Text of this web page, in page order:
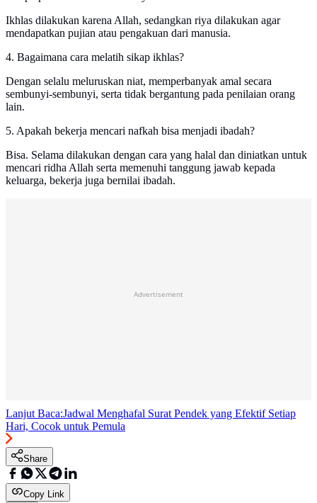
Ikhlas dilakukan karena Allah, sedangkan riya dilakukan agar
mendapatkan pujian atau pengakuan dari manusia.
4. Bagaimana cara melatih sikap ikhlas?
Dengan selalu meluruskan niat, memperbanyak amal secara
sembunyi-sembunyi, serta tidak bergantung pada penilaian orang
lain.
5. Apakah bekerja mencari nafkah bisa menjadi ibadah?
Bisa. Selama dilakukan dengan cara yang halal dan diniatkan untuk
mencari ridha Allah serta memenuhi tanggung jawab kepada
keluarga, bekerja juga bernilai ibadah.
Advertisement
Lanjut Baca:Jadwal Menghafal Surat Pendek yang Efektif Setiap
Hari, Cocok untuk Pemula
Share
Copy Link